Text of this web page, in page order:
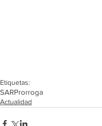
Etiquetas:
SARProrroga
Actualidad